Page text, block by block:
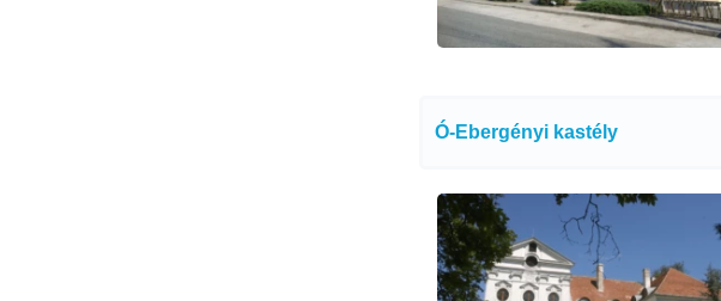
Ó-Ebergényi kastély